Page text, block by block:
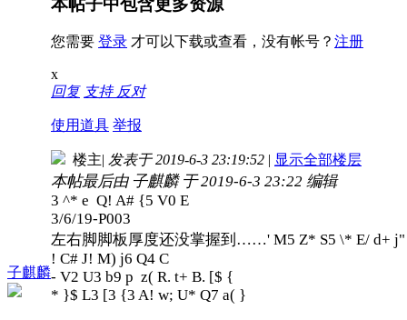
您需要 登录 才可以下载或查看，没有帐号？ 注册
x
回复 支持 反对
使用道具 举报
子麒麟
楼主| 发表于 2019-6-3 23:19:52 | 显示全部楼层
本帖最后由 子麒麟 于 2019-6-3 23:22 编辑
3 ^* e Q! A# {5 V0 E
3/6/19-P003
左右脚脚板厚度还没掌握到……' M5 Z* S5 \* E/ d+
! C# J! M) j6 Q4 C
- V2 U3 b9 p z( R. t+ B. [$ {
* }$ L3 [3 {3 A! w; U* Q7 a( }